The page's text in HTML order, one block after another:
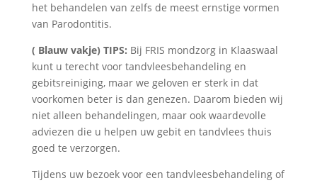
het behandelen van zelfs de meest ernstige vormen
van Parodontitis.
( Blauw vakje) TIPS: Bij FRIS mondzorg in Klaaswaal
kunt u terecht voor tandvleesbehandeling en
gebitsreiniging, maar we geloven er sterk in dat
voorkomen beter is dan genezen. Daarom bieden wij
niet alleen behandelingen, maar ook waardevolle
adviezen die u helpen uw gebit en tandvlees thuis
goed te verzorgen.
Tijdens uw bezoek voor een tandvleesbehandeling of